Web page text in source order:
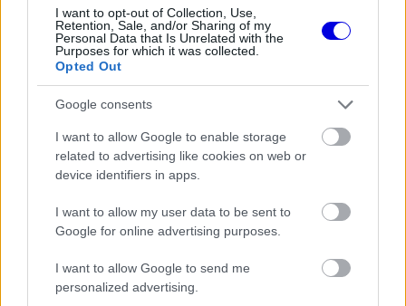
I want to opt-out of Collection, Use,
Retention, Sale, and/or Sharing of my
Personal Data that Is Unrelated with the
Purposes for which it was collected.
Opted Out
Google consents
I want to allow Google to enable storage
related to advertising like cookies on web or
device identifiers in apps.
I want to allow my user data to be sent to
Google for online advertising purposes.
I want to allow Google to send me
personalized advertising.
hogy ha GP kiabál, akkor a jelek szerint úgy
hangzik, mintha én kiabálnék. Nagyon boldog
lépni Maxszal a rádión keresztül. Szóval GP
kiabált bele a rádióba, nem én.”
A Ferrari olyan útra lépett amely
évekre meghatározhatja a sikerét